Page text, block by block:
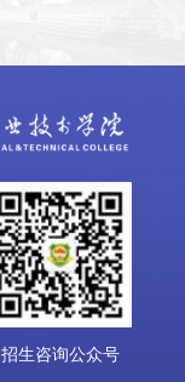
招生咨询公众号